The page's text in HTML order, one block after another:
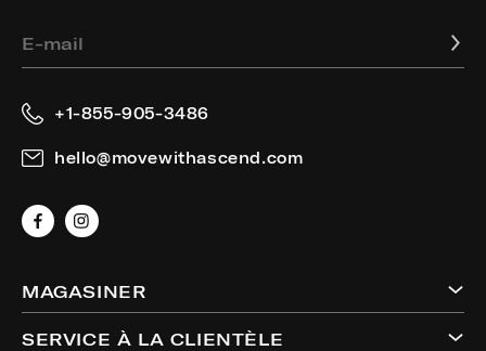
MAGASINER
SERVICE À LA CLIENTÈLE
E-mail
+1-855-905-3486
hello@movewithascend.com
FacebookInstagram